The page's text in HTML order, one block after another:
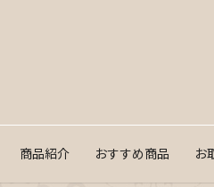
商品紹介 おすすめ商品 お